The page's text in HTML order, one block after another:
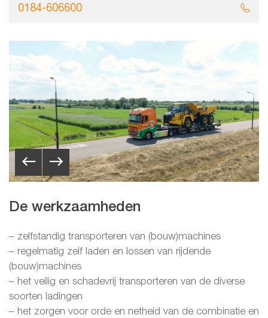
0184-606600
De werkzaamheden
– zelfstandig transporteren van (bouw)machines
– regelmatig zelf laden en lossen van rijdende
(bouw)machines
– het veilig en schadevrij transporteren van de diverse
soorten ladingen
– het zorgen voor orde en netheid van de combinatie en